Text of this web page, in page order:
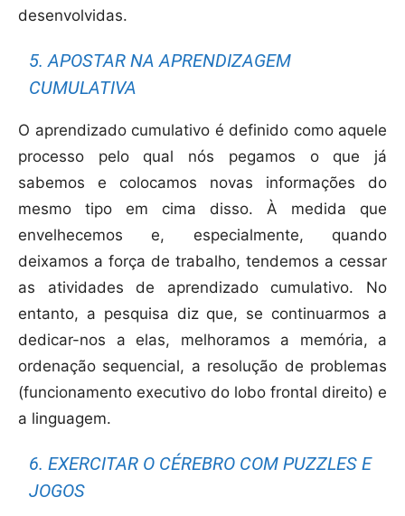
desenvolvidas.
5. APOSTAR NA APRENDIZAGEM
CUMULATIVA
O aprendizado cumulativo é definido como aquele
processo pelo qual nós pegamos o que já
sabemos e colocamos novas informações do
mesmo tipo em cima disso. À medida que
envelhecemos e, especialmente, quando
deixamos a força de trabalho, tendemos a cessar
as atividades de aprendizado cumulativo. No
entanto, a pesquisa diz que, se continuarmos a
dedicar-nos a elas, melhoramos a memória, a
ordenação sequencial, a resolução de problemas
(funcionamento executivo do lobo frontal direito) e
a linguagem.
6. EXERCITAR O CÉREBRO COM PUZZLES E
JOGOS